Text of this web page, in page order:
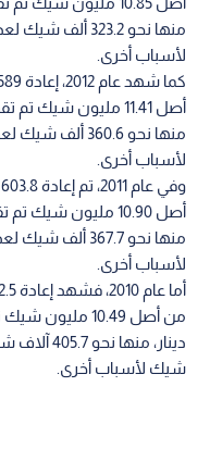
لأسباب أخرى.
لأسباب أخرى.
لأسباب أخرى.
شيك لأسباب أخرى.